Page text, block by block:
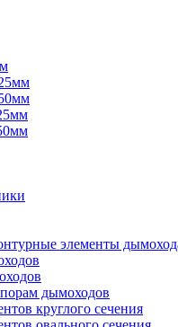
элементы
дымоходов
круглого сечения